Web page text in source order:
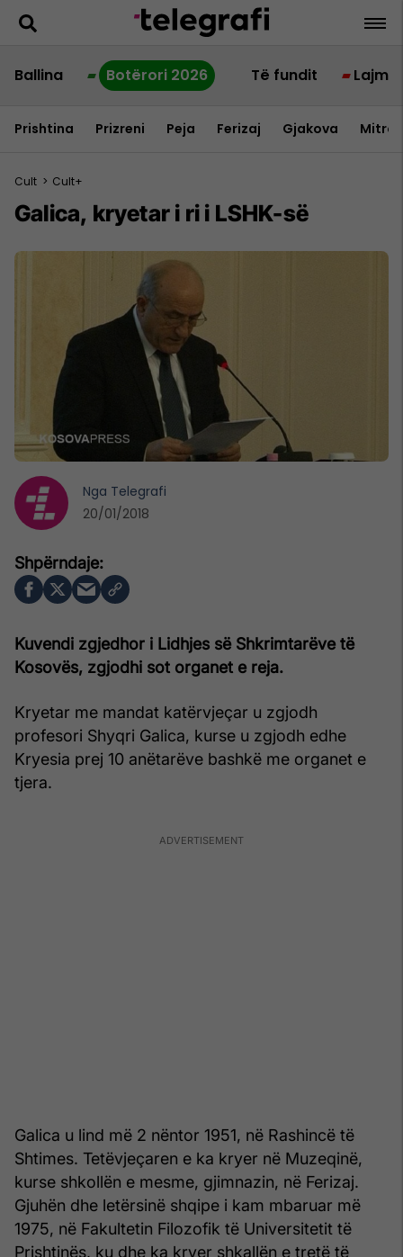
Ballina Botërori 2026 Të fundit Lajme
Prishtina Prizreni Peja Ferizaj Gjakova
Cult > Cult+
Galica, kryetar i ri i LSHK-së
Kuvendi zgjedhor i Lidhjes së Shkrimtarëve të
Kosovës, zgjodhi sot organet e reja.
Kryetar me mandat katërvjeçar u zgjodh
profesori Shyqri Galica, kurse u zgjodh edhe
Kryesia prej 10 anëtarëve bashkë me organet e
tjera.
Galica u lind më 2 nëntor 1951, në Rashincë të
Shtimes. Tetëvjeçaren e ka kryer në Muzeqinë,
kurse shkollën e mesme, gjimnazin, në Ferizaj.
Gjuhën dhe letërsinë shqipe i kam mbaruar më
1975, në Fakultetin Filozofik të Universitetit të
Prishtinës, ku dhe ka kryer shkallën e tretë të
Nga Telegrafi
20/01/2018